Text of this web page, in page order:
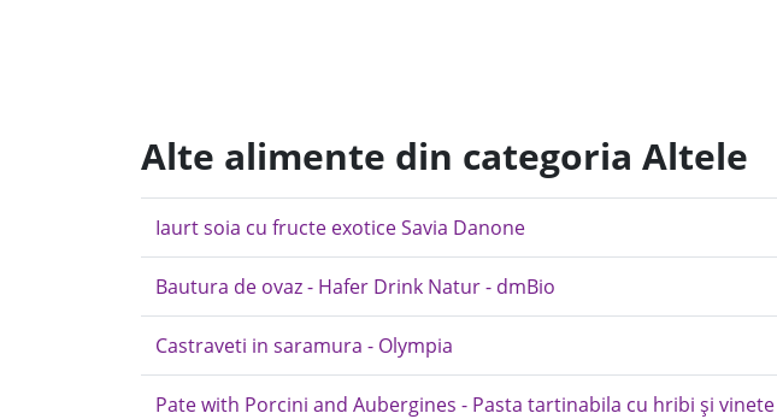
Alte alimente din categoria Altele
Iaurt soia cu fructe exotice Savia Danone
Bautura de ovaz - Hafer Drink Natur - dmBio
Castraveti in saramura - Olympia
Pate with Porcini and Aubergines - Pasta tartinabila cu hribi și vinete